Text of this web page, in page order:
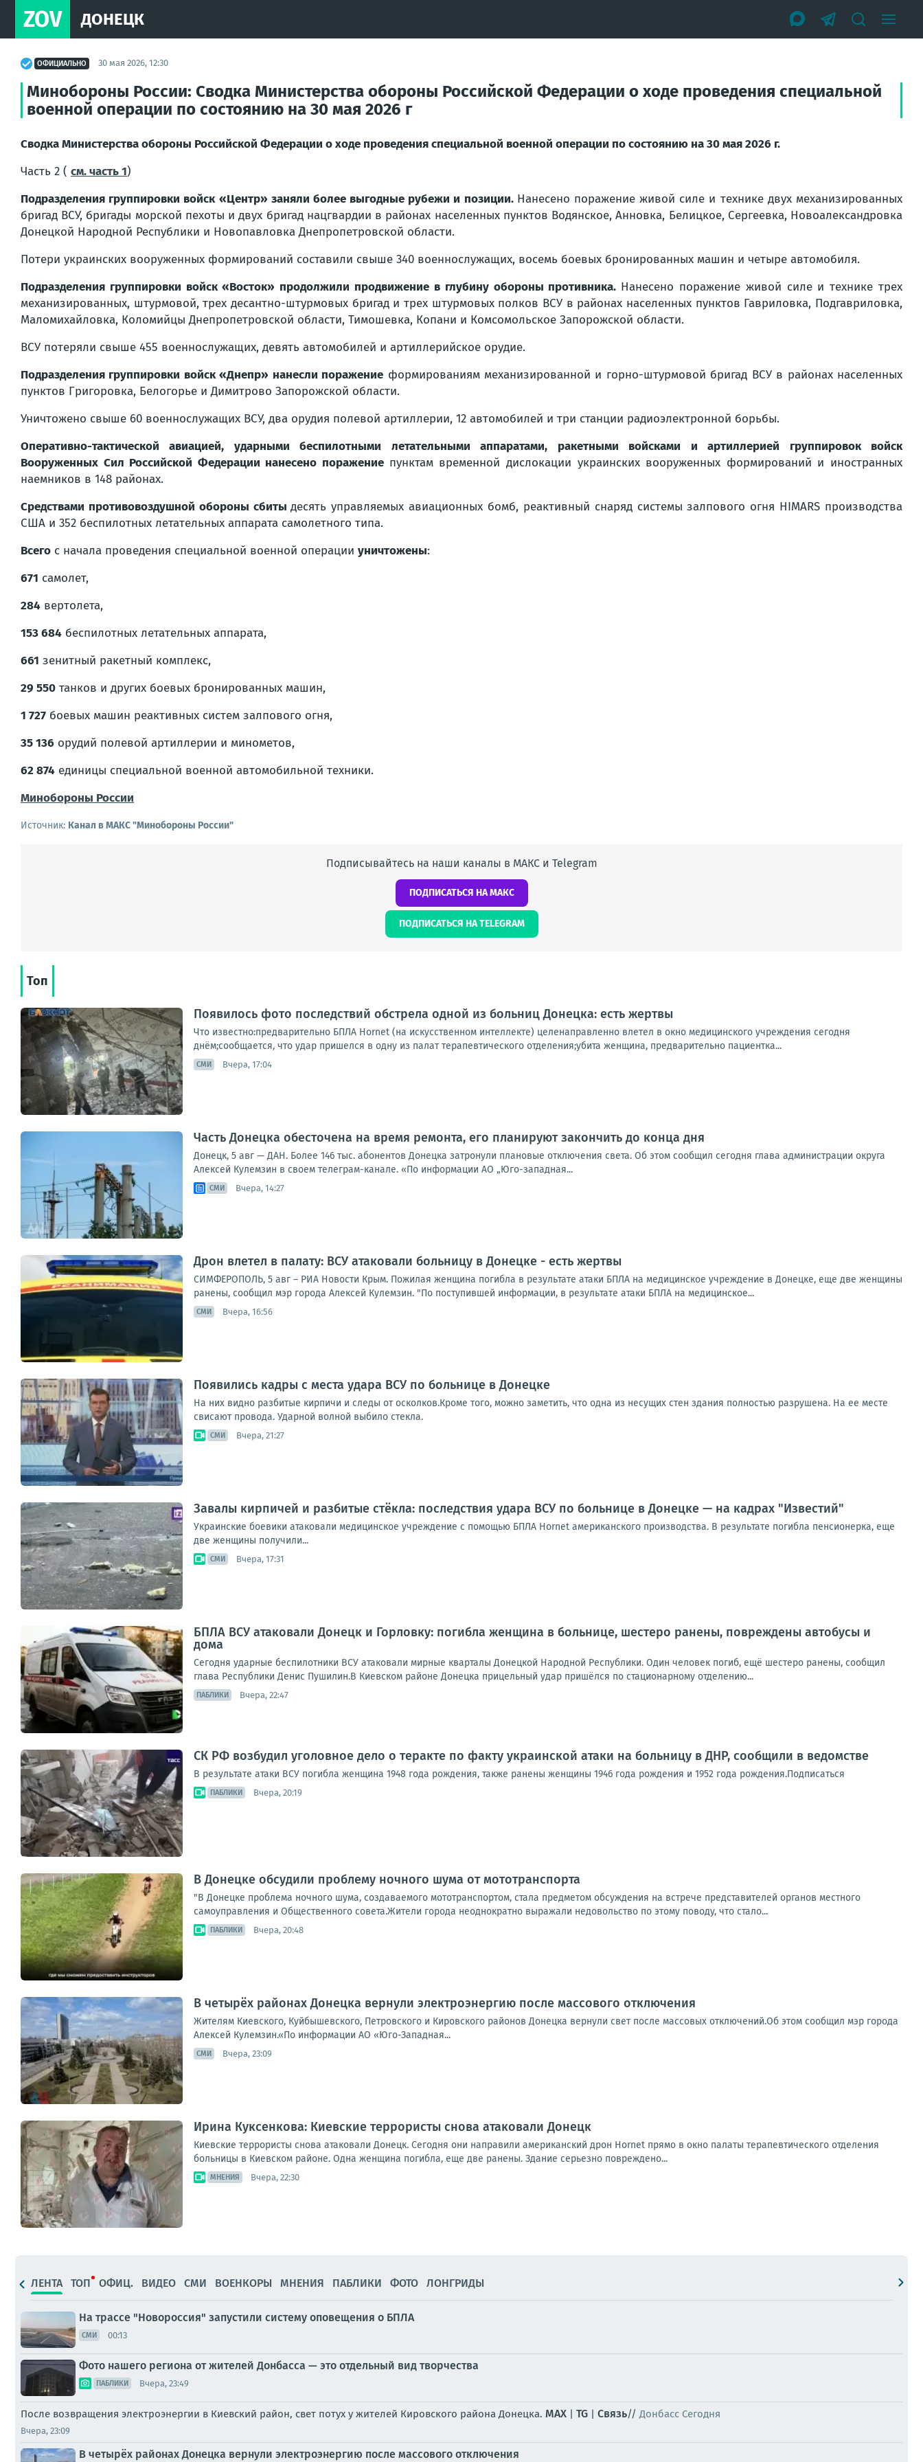
ZOV ДОНЕЦК
ОФИЦИАЛЬНО 30 мая 2026, 12:30
Минобороны России: Сводка Министерства обороны Российской Федерации о ходе проведения специальной
военной операции по состоянию на 30 мая 2026 г
Сводка Министерства обороны Российской Федерации о ходе проведения специальной военной операции по состоянию на 30 мая 2026 г.
Часть 2 ( см. часть 1)
Подразделения группировки войск «Центр» заняли более выгодные рубежи и позиции. Нанесено поражение живой силе и технике двух механизированных
бригад ВСУ, бригады морской пехоты и двух бригад нацгвардии в районах населенных пунктов Водянское, Анновка, Белицкое, Сергеевка, Новоалександровка
Донецкой Народной Республики и Новопавловка Днепропетровской области.
Потери украинских вооруженных формирований составили свыше 340 военнослужащих, восемь боевых бронированных машин и четыре автомобиля.
Подразделения группировки войск «Восток» продолжили продвижение в глубину обороны противника. Нанесено поражение живой силе и технике трех
механизированных, штурмовой, трех десантно-штурмовых бригад и трех штурмовых полков ВСУ в районах населенных пунктов Гавриловка, Подгавриловка,
Маломихайловка, Коломийцы Днепропетровской области, Тимошевка, Копани и Комсомольское Запорожской области.
ВСУ потеряли свыше 455 военнослужащих, девять автомобилей и артиллерийское орудие.
Подразделения группировки войск «Днепр» нанесли поражение формированиям механизированной и горно-штурмовой бригад ВСУ в районах населенных
пунктов Григоровка, Белогорье и Димитрово Запорожской области.
Уничтожено свыше 60 военнослужащих ВСУ, два орудия полевой артиллерии, 12 автомобилей и три станции радиоэлектронной борьбы.
Оперативно-тактической авиацией, ударными беспилотными летательными аппаратами, ракетными войсками и артиллерией группировок войск
Вооруженных Сил Российской Федерации нанесено поражение пунктам временной дислокации украинских вооруженных формирований и иностранных
наемников в 148 районах.
Средствами противовоздушной обороны сбитыдесять управляемых авиационных бомб, реактивный снаряд системы залпового огня HIMARS производства
США и 352 беспилотных летательных аппарата самолетного типа.
Всего с начала проведения специальной военной операции уничтожены:
671 самолет,
284 вертолета,
153 684 беспилотных летательных аппарата,
661 зенитный ракетный комплекс,
29 550 танков и других боевых бронированных машин,
1 727 боевых машин реактивных систем залпового огня,
35 136 орудий полевой артиллерии и минометов,
62 874 единицы специальной военной автомобильной техники.
Минобороны России
Источник: Канал в МАКС "Минобороны России"
Подписывайтесь на наши каналы в МАКС и Telegram
ПОДПИСАТЬСЯ НА МАКС
ПОДПИСАТЬСЯ НА TELEGRAM
Топ
Появилось фото последствий обстрела одной из больниц Донецка: есть жертвы
Что известно:предварительно БПЛА Hornet (на искусственном интеллекте) целенаправленно влетел в окно медицинского учреждения сегодня
днём;сообщается, что удар пришелся в одну из палат терапевтического отделения;убита женщина, предварительно пациентка...
СМИ Вчера, 17:04
Часть Донецка обесточена на время ремонта, его планируют закончить до конца дня
Донецк, 5 авг — ДАН. Более 146 тыс. абонентов Донецка затронули плановые отключения света. Об этом сообщил сегодня глава администрации округа
Алексей Кулемзин в своем телеграм-канале. «По информации АО „Юго-западная...
СМИ Вчера, 14:27
Дрон влетел в палату: ВСУ атаковали больницу в Донецке - есть жертвы
СИМФЕРОПОЛЬ, 5 авг – РИА Новости Крым. Пожилая женщина погибла в результате атаки БПЛА на медицинское учреждение в Донецке, еще две женщины
ранены, сообщил мэр города Алексей Кулемзин. "По поступившей информации, в результате атаки БПЛА на медицинское...
СМИ Вчера, 16:56
Появились кадры с места удара ВСУ по больнице в Донецке
На них видно разбитые кирпичи и следы от осколков.Кроме того, можно заметить, что одна из несущих стен здания полностью разрушена. На ее месте
свисают провода. Ударной волной выбило стекла.
СМИ Вчера, 21:27
Завалы кирпичей и разбитые стёкла: последствия удара ВСУ по больнице в Донецке — на кадрах "Известий"
Украинские боевики атаковали медицинское учреждение с помощью БПЛА Hornet американского производства. В результате погибла пенсионерка, еще
две женщины получили...
СМИ Вчера, 17:31
БПЛА ВСУ атаковали Донецк и Горловку: погибла женщина в больнице, шестеро ранены, повреждены автобусы и
дома
Сегодня ударные беспилотники ВСУ атаковали мирные кварталы Донецкой Народной Республики. Один человек погиб, ещё шестеро ранены, сообщил
глава Республики Денис Пушилин.В Киевском районе Донецка прицельный удар пришёлся по стационарному отделению...
ПАБЛИКИ Вчера, 22:47
СК РФ возбудил уголовное дело о теракте по факту украинской атаки на больницу в ДНР, сообщили в ведомстве
В результате атаки ВСУ погибла женщина 1948 года рождения, также ранены женщины 1946 года рождения и 1952 года рождения.Подписаться
ПАБЛИКИ Вчера, 20:19
В Донецке обсудили проблему ночного шума от мототранспорта
"В Донецке проблема ночного шума, создаваемого мототранспортом, стала предметом обсуждения на встрече представителей органов местного
самоуправления и Общественного совета.Жители города неоднократно выражали недовольство по этому поводу, что стало...
ПАБЛИКИ Вчера, 20:48
В четырёх районах Донецка вернули электроэнергию после массового отключения
Жителям Киевского, Куйбышевского, Петровского и Кировского районов Донецка вернули свет после массовых отключений.Об этом сообщил мэр города
Алексей Кулемзин.«По информации АО «Юго-Западная...
СМИ Вчера, 23:09
Ирина Куксенкова: Киевские террористы снова атаковали Донецк
Киевские террористы снова атаковали Донецк. Сегодня они направили американский дрон Hornet прямо в окно палаты терапевтического отделения
больницы в Киевском районе. Одна женщина погибла, еще две ранены. Здание серьезно повреждено...
МНЕНИЯ Вчера, 22:30
ЛЕНТА ТОП ОФИЦ. ВИДЕО СМИ ВОЕНКОРЫ МНЕНИЯ ПАБЛИКИ ФОТО ЛОНГРИДЫ
На трассе "Новороссия" запустили систему оповещения о БПЛА
СМИ 00:13
Фото нашего региона от жителей Донбасса — это отдельный вид творчества
ПАБЛИКИ Вчера, 23:49
После возвращения электроэнергии в Киевский район, свет потух у жителей Кировского района Донецка. MAX | TG | Связь// Донбасс Сегодня
Вчера, 23:09
В четырёх районах Донецка вернули электроэнергию после массового отключения